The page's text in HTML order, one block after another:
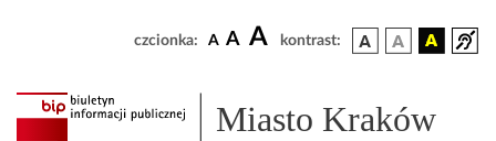
czcionka: A A A kontrast:
Miasto Kraków